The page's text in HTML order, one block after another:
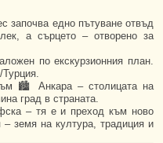
започва едно пътуване отвъд
а сърцето – отворено за
по екскурзионния план.
🏙️ Анкара – столицата на
град в страната.
– тя е и преход към ново
земя на култура, традиция и